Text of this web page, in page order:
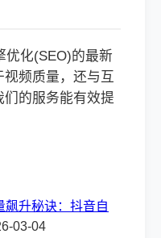
优化(SEO)的最新
频质量，还与互
的服务能有效提
飙升秘诀：抖音自
03-04